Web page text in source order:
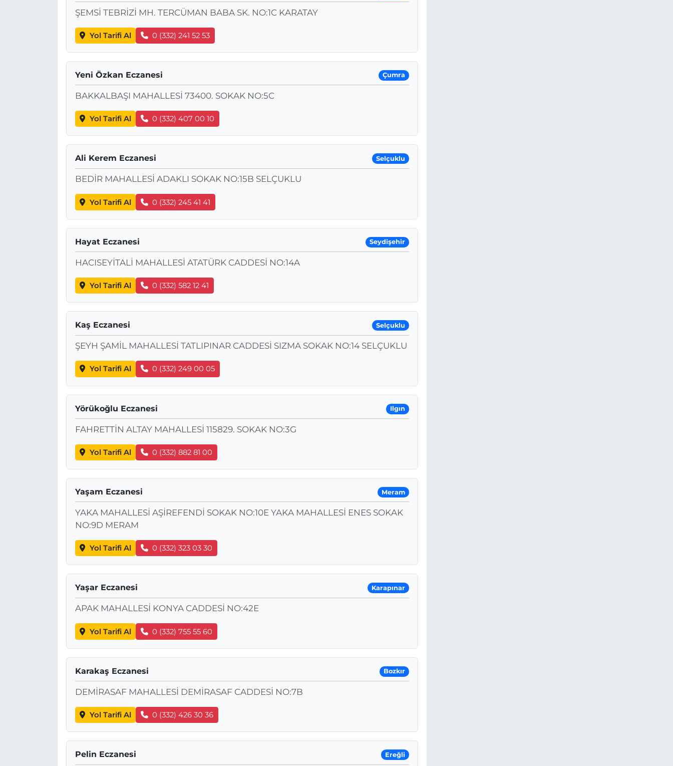
ŞEMSİ TEBRİZİ MH. TERCÜMAN BABA SK. NO:1C KARATAY
Yol Tarifi Al 0 (332) 241 52 53
Yeni Özkan Eczanesi Çumra
BAKKALBAŞI MAHALLESİ 73400. SOKAK NO:5C
Yol Tarifi Al 0 (332) 407 00 10
Ali Kerem Eczanesi Selçuklu
BEDİR MAHALLESİ ADAKLI SOKAK NO:15B SELÇUKLU
Yol Tarifi Al 0 (332) 245 41 41
Hayat Eczanesi Seydişehir
HACISEYİTALİ MAHALLESİ ATATÜRK CADDESİ NO:14A
Yol Tarifi Al 0 (332) 582 12 41
Kaş Eczanesi Selçuklu
ŞEYH ŞAMİL MAHALLESİ TATLIPINAR CADDESİ SIZMA SOKAK NO:14 SELÇUKLU
Yol Tarifi Al 0 (332) 249 00 05
Yörükoğlu Eczanesi Ilgın
FAHRETTİN ALTAY MAHALLESİ 115829. SOKAK NO:3G
Yol Tarifi Al 0 (332) 882 81 00
Yaşam Eczanesi Meram
YAKA MAHALLESİ AŞİREFENDİ SOKAK NO:10E YAKA MAHALLESİ ENES SOKAK
NO:9D MERAM
Yol Tarifi Al 0 (332) 323 03 30
Yaşar Eczanesi Karapınar
APAK MAHALLESİ KONYA CADDESİ NO:42E
Yol Tarifi Al 0 (332) 755 55 60
Karakaş Eczanesi Bozkır
DEMİRASAF MAHALLESİ DEMİRASAF CADDESİ NO:7B
Yol Tarifi Al 0 (332) 426 30 36
Pelin Eczanesi Ereğli